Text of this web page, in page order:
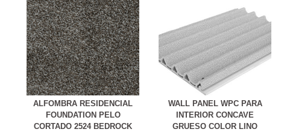
ALFOMBRA RESIDENCIAL
FOUNDATION PELO
CORTADO 2524 BEDROCK
WALL PANEL WPC PARA
INTERIOR CONCAVE
GRUESO COLOR LINO